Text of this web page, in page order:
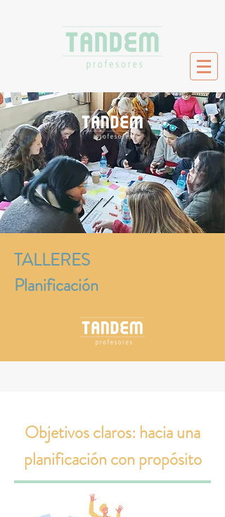
TALLERES
Planificación
Objetivos claros: hacia una
planificación con propósito